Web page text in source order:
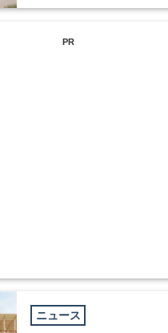
PR
ニュース